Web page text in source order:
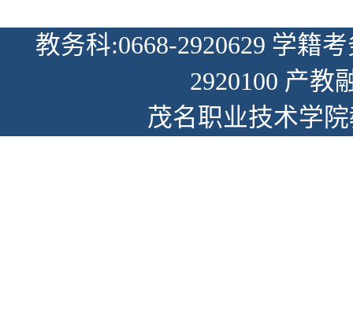
教务科:0668-2920629 学籍
2920100 产教
茂名职业技术学